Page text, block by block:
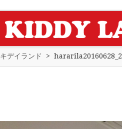
キデイランド > hararila20160628_2